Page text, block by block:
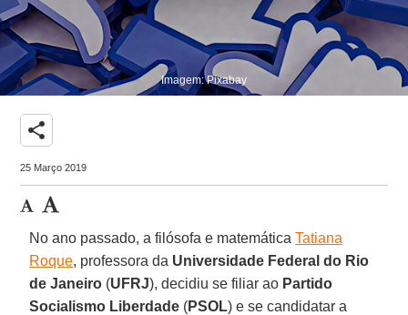
Imagem: Pixabay
share
25 Março 2019
No ano passado, a filósofa e matemáticaTatiana
Roque, professora da Universidade Federal do Rio
de Janeiro (UFRJ), decidiu se filiar ao Partido
Socialismo Liberdade (PSOL) e se candidatar a